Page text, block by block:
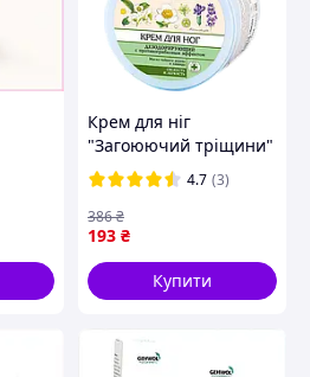
Крем для ніг
"Загоюючий тріщини"
300 мл Зелена Аптека
4.7 (3)
193 ₴
386₴
Купити